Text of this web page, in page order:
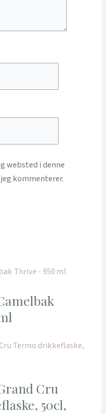
websted i denne
kommenterer.
Cru
50cl,